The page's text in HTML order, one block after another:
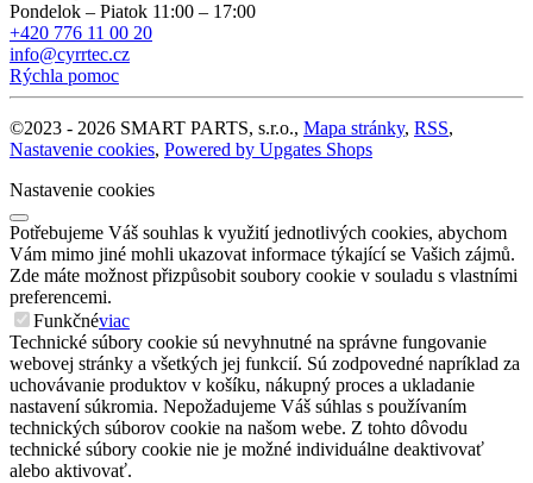
Pondelok – Piatok 11:00 – 17:00
+420 776 11 00 20
info@cyrrtec.cz
Rýchla pomoc
©2023 - 2026 SMART PARTS, s.r.o., Mapa stránky, RSS,
Nastavenie cookies, Powered by Upgates Shops
Nastavenie cookies
Potřebujeme Váš souhlas k využití jednotlivých cookies, abychom
Vám mimo jiné mohli ukazovat informace týkající se Vašich zájmů.
Zde máte možnost přizpůsobit soubory cookie v souladu s vlastními
preferencemi.
Funkčnéviac
Technické súbory cookie sú nevyhnutné na správne fungovanie
webovej stránky a všetkých jej funkcií. Sú zodpovedné napríklad za
uchovávanie produktov v košíku, nákupný proces a ukladanie
nastavení súkromia. Nepožadujeme Váš súhlas s používaním
technických súborov cookie na našom webe. Z tohto dôvodu
technické súbory cookie nie je možné individuálne deaktivovať
alebo aktivovať.